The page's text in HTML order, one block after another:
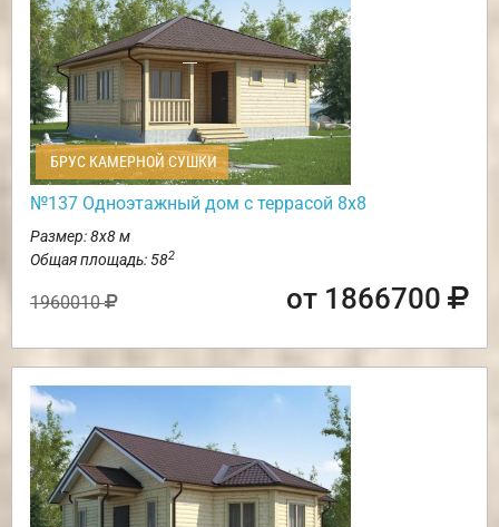
БРУС КАМЕРНОЙ СУШКИ
№137 Одноэтажный дом с террасой 8х8
Размер: 8х8 м
Общая площадь: 582
1960010 от 1866700